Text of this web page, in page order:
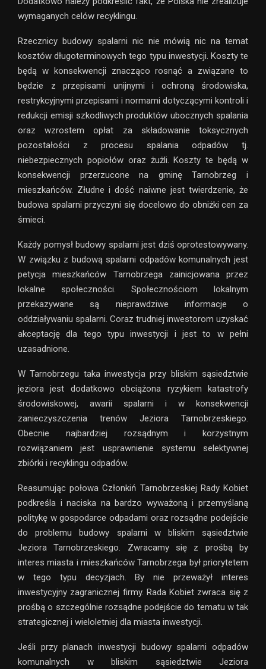
wymaganych celów recyklingu.
Rzecznicy budowy spalarni nic nie mówią nic na temat
kosztów długoterminowych tego typu inwestycji. Koszty te
będą w konsekwencji znacząco rosnąć a związane to
będzie z przepisami unijnymi i ochroną środowiska,
restrykcyjnymi przepisami i normami dotyczącymi kontroli i
redukcji emisji szkodliwych produktów ubocznych spalania
oraz wzrostem opłat za składowanie toksycznych
pozostałości z procesu spalania odpadów tj.
niebezpiecznych popiołów oraz żużli. Koszty te będą w
konsekwencji przerzucone na gminę Tarnobrzeg i
mieszkańców. Złudne i dość naiwne jest twierdzenie, że
budowa spalarni przyczyni się docelowo do obniżki cen za
śmieci.
Każdy pomysł budowy spalarni jest dziś oprotestowywany.
W związku z budową spalarni odpadów komunalnych jest
petycja mieszkańców Tarnobrzega zainicjowana przez
lokalne społeczności. Społecznościom lokalnym
przekazywane są nieprawdziwe informacje o
oddziaływaniu spalarni. Coraz trudniej inwestorom uzyskać
akceptację dla tego typu inwestycji i jest to w pełni
uzasadnione.
W Tarnobrzegu taka inwestycja przy bliskim sąsiedztwie
jeziora jest dodatkowo obciążona ryzykiem katastrofy
środowiskowej, awarii spalarni i w konsekwencji
zanieczyszczenia trenów Jeziora Tarnobrzeskiego.
Obecnie najbardziej rozsądnym i korzystnym
rozwiązaniem jest usprawnienie systemu selektywnej
zbiórki i recyklingu odpadów.
Reasumując połowa Członkiń Tarnobrzeskiej Rady Kobiet
podkreśla i naciska na bardzo wyważoną i przemyślaną
politykę w gospodarce odpadami oraz rozsądne podejście
do problemu budowy spalarni w bliskim sąsiedztwie
Jeziora Tarnobrzeskiego. Zwracamy się z prośbą by
interes miasta i mieszkańców Tarnobrzega był priorytetem
w tego typu decyzjach. By nie przeważył interes
inwestycyjny zagranicznej firmy. Rada Kobiet zwraca się z
prośbą o szczególnie rozsądne podejście do tematu w tak
strategicznej i wieloletniej dla miasta inwestycji.
Jeśli przy planach inwestycji budowy spalarni odpadów
komunalnych w bliskim sąsiedztwie Jeziora